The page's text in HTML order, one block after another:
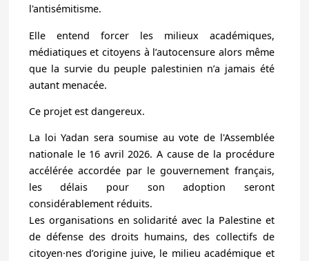
l'antisémitisme.
Elle entend forcer les milieux académiques,
médiatiques et citoyens à l’autocensure alors même
que la survie du peuple palestinien n’a jamais été
autant menacée.
Ce projet est dangereux.
La loi Yadan sera soumise au vote de l'Assemblée
nationale le 16 avril 2026. A cause de la procédure
accélérée accordée par le gouvernement français,
les délais pour son adoption seront
considérablement réduits.
Les organisations en solidarité avec la Palestine et
de défense des droits humains, des collectifs de
citoyen·nes d’origine juive, le milieu académique et